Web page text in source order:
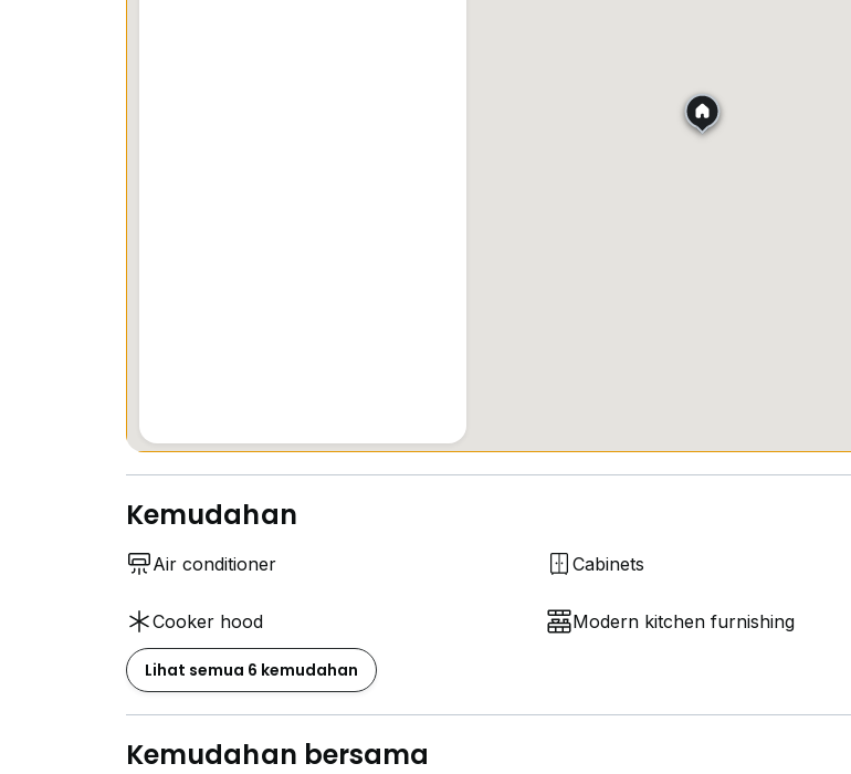
Kemudahan
Air conditioner Cabinets
Cooker hood Modern kitchen furnishing
Lihat semua 6 kemudahan
Kemudahan bersama